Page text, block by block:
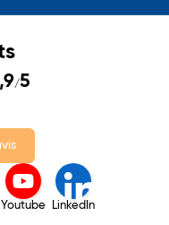
/5
Youtube LinkedIn